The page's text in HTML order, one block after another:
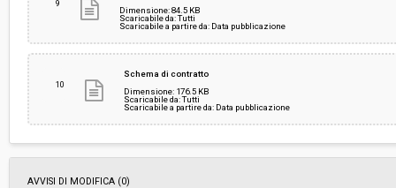
9
Dimensione: 84.5 KB
Scaricabile da: Tutti
Scaricabile a partire da: Data pubblicazione
10
Schema di contratto
Dimensione: 176.5 KB
Scaricabile da: Tutti
Scaricabile a partire da: Data pubblicazione
AVVISI DI MODIFICA (0)